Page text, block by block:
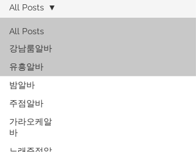
All Posts
강남룸알바
유흥알바
밤알바
주점알바
가라오케알
바
All Posts